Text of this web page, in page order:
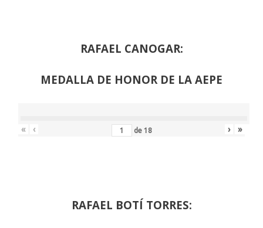
RAFAEL CANOGAR:
MEDALLA DE HONOR DE LA AEPE
« ‹ de 18 › »
RAFAEL BOTÍ TORRES: